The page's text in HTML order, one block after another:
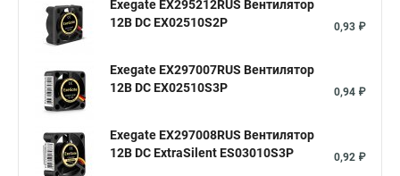
Exegate EX295212RUS Вентилятор
12В DC EX02510S2P
0,93 ₽
Exegate EX297007RUS Вентилятор
12В DC EX02510S3P
0,94 ₽
Exegate EX297008RUS Вентилятор
12В DC ExtraSilent ES03010S3P
0,92 ₽